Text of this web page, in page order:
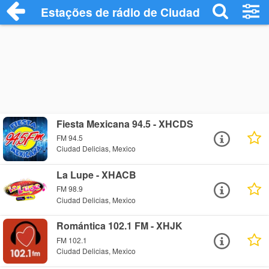
Estações de rádio de Ciudad Delicias -
Fiesta Mexicana 94.5 - XHCDS
FM 94.5
Ciudad Delicias, Mexico
La Lupe - XHACB
FM 98.9
Ciudad Delicias, Mexico
Romántica 102.1 FM - XHJK
FM 102.1
Ciudad Delicias, Mexico